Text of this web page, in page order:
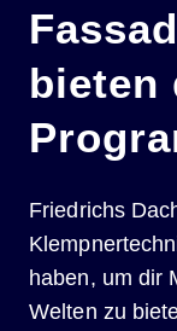
bieten
Friedrichs
haben, um dir
Welten zu